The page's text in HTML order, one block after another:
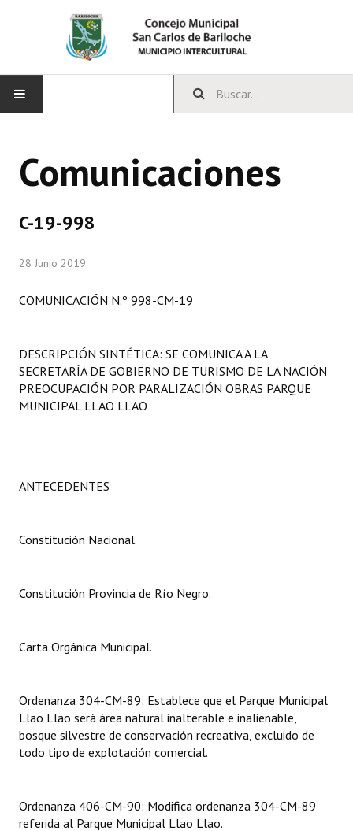
CONCEJO
Comisiones Especiales
Programas
LEGISLACIÓN
Reglamento Interno
Organigrama
Proyectos Presentados
Dictámenes Asesoría Letrada
Informes de Unidad Coordinadora
Comunicaciones
C-19-998
28 Junio 2019
COMUNICACIÓN N.º 998-CM-19
DESCRIPCIÓN SINTÉTICA: SE COMUNICA A LA
SECRETARÍA DE GOBIERNO DE TURISMO DE LA NACIÓN
PREOCUPACIÓN POR PARALIZACIÓN OBRAS PARQUE
MUNICIPAL LLAO LLAO
ANTECEDENTES
Constitución Nacional.
Constitución Provincia de Río Negro.
Carta Orgánica Municipal.
Ordenanza 304-CM-89: Establece que el Parque Municipal
Llao Llao será área natural inalterable e inalienable,
bosque silvestre de conservación recreativa, excluido de
todo tipo de explotación comercial.
Ordenanza 406-CM-90: Modifica ordenanza 304-CM-89
referida al Parque Municipal Llao Llao.